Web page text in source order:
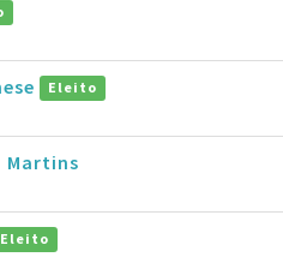
Eleito
Martins
Eleito